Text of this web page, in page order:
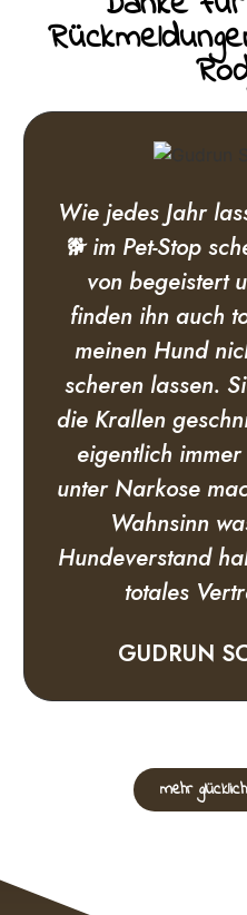
Wie jedes Jahr
🐕 im Pet-Stop
von begeistert
finden ihn auch
meinen Hund
scheren lassen.
die Krallen
eigentlich
unter Narkose
Wahnsinn
Hundeverstand
totales
GUDRUN
mehr